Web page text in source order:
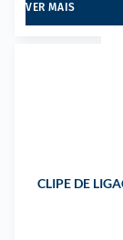
VER MAIS
CLIPE DE